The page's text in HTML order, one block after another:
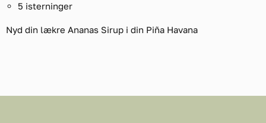
5 isterninger
Nyd din lækre Ananas Sirup i din Piña Havana